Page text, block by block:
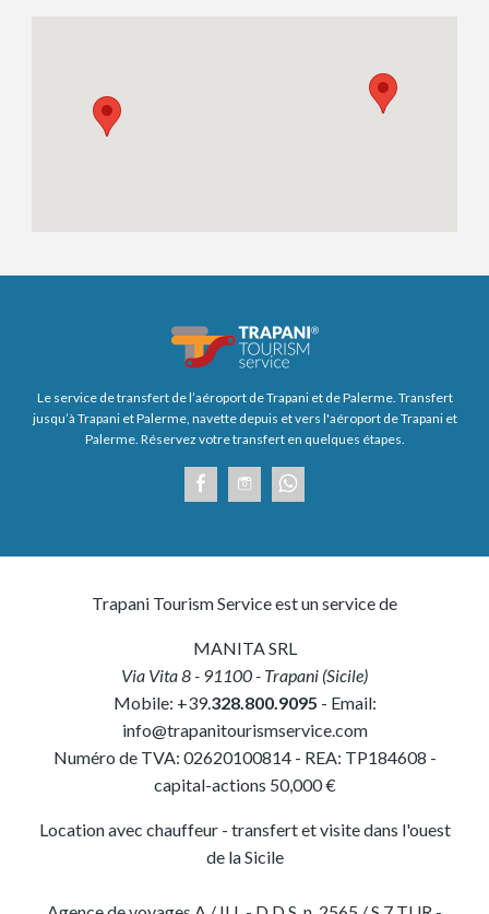
Le service de transfert de l’aéroport de Trapani et de Palerme. Transfert
jusqu’à Trapani et Palerme, navette depuis et vers l'aéroport de Trapani et
Palerme. Réservez votre transfert en quelques étapes.
Trapani Tourism Service est un service de
MANITA SRL
Via Vita 8- 91100- Trapani (Sicile)
Mobile: +39.328.800.9095 - Email:
info@trapanitourismservice.com
Numéro de TVA: 02620100814- REA: TP184608 -
capital-actions 50,000 €
Location avec chauffeur - transfert et visite dans l'ouest
de la Sicile